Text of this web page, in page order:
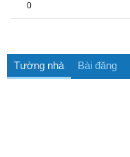
0
Tường nhà Bài đăng